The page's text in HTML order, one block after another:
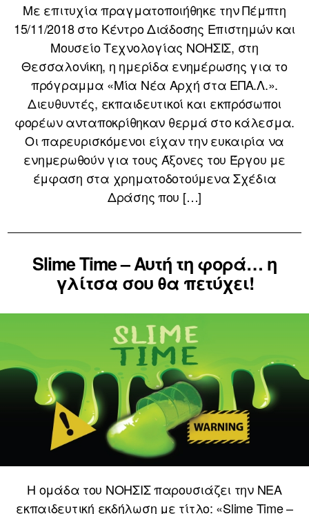
Με επιτυχία πραγματοποιήθηκε την Πέμπτη
15/11/2018 στο Κέντρο Διάδοσης Επιστημών και
Μουσείο Τεχνολογίας ΝΟΗΣΙΣ, στη
Θεσσαλονίκη, η ημερίδα ενημέρωσης για το
πρόγραμμα «Μία Νέα Αρχή στα ΕΠΑ.Λ.».
Διευθυντές, εκπαιδευτικοί και εκπρόσωποι
φορέων ανταποκρίθηκαν θερμά στο κάλεσμα.
Οι παρευρισκόμενοι είχαν την ευκαιρία να
ενημερωθούν για τους Άξονες του Έργου με
έμφαση στα χρηματοδοτούμενα Σχέδια
Δράσης που […]
Slime Time – Αυτή τη φορά… η
γλίτσα σου θα πετύχει!
Η ομάδα του ΝΟΗΣΙΣ παρουσιάζει την ΝΕΑ
εκπαιδευτική εκδήλωση με τίτλο: «Slime Time –